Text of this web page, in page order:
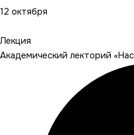
12 октября
Лекция
Академический лекторий